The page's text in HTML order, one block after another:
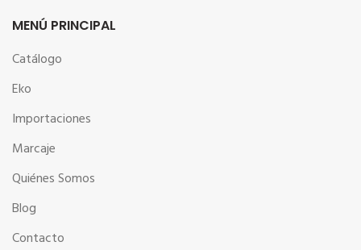
MENÚ PRINCIPAL
Catálogo
Eko
Importaciones
Marcaje
Quiénes Somos
Blog
Contacto